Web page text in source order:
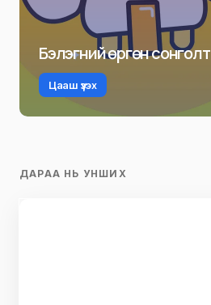
Бэлэгний өргөн сонголт
Цааш үзэх
ДАРАА НЬ УНШИХ